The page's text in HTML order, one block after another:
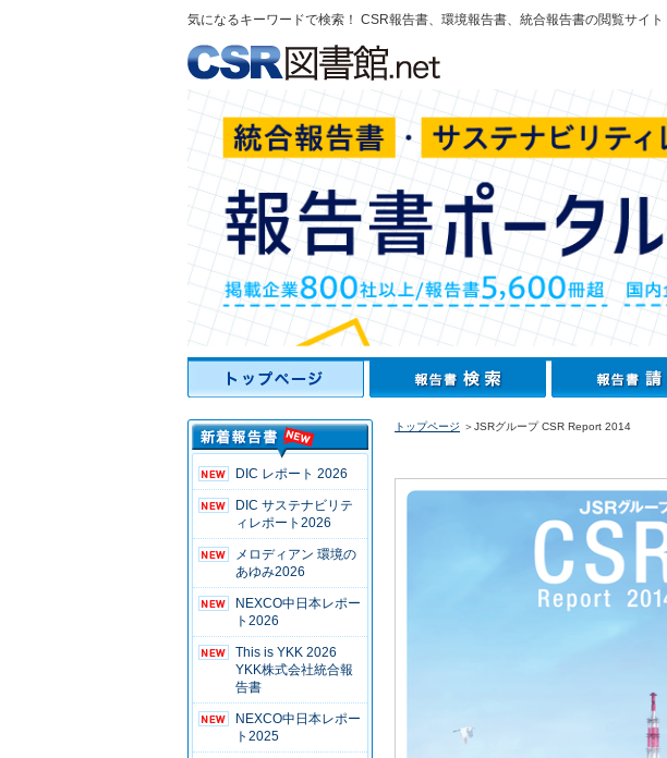
気になるキーワードで検索！ CSR報告書、環境報告書、統合報告書の閲覧サイト
DIC レポート 2026
DIC サステナビリテ
ィレポート2026
メロディアン 環境の
あゆみ2026
NEXCO中日本レポー
ト2026
This is YKK 2026
YKK株式会社統合報
告書
NEXCO中日本レポー
ト2025
トップページ ＞JSRグループ CSR Report 2014